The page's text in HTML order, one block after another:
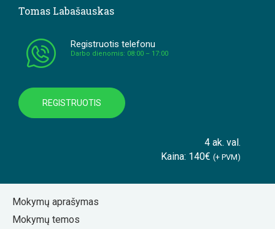
Tomas Labašauskas
Registruotis telefonu
Darbo dienomis: 08:00 – 17:00
REGISTRUOTIS
4 ak. val.
Kaina: 140€ (+ PVM)
Mokymų aprašymas
Mokymų temos